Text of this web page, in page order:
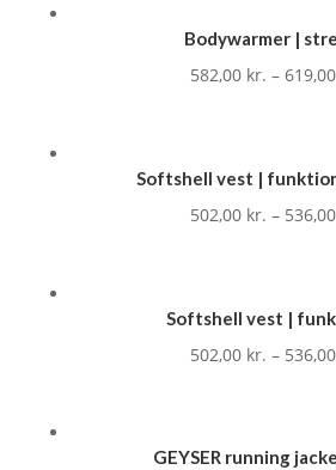
Bodywarmer |
582,00 kr. –619,00
Softshell vest |
502,00 kr. – 536,00
Softshell vest |
502,00 kr. – 536,00
GEYSER running